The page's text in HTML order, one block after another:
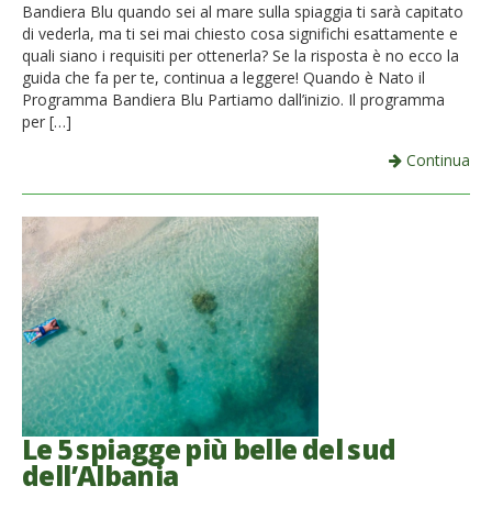
Bandiera Blu quando sei al mare sulla spiaggia ti sarà capitato
di vederla, ma ti sei mai chiesto cosa significhi esattamente e
quali siano i requisiti per ottenerla? Se la risposta è no ecco la
guida che fa per te, continua a leggere! Quando è Nato il
Programma Bandiera Blu Partiamo dall’inizio. Il programma
per […]
Continua
Le 5 spiagge più belle del sud
dell’Albania